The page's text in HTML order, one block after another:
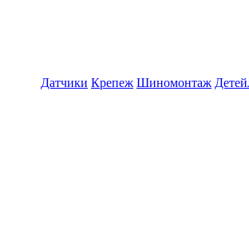
Датчики Крепеж Шиномонтаж